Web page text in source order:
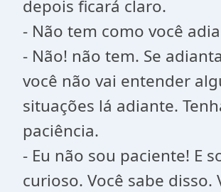
depois ficará claro.
- Não tem como você
- Não! não tem. Se
você não vai entender
situações lá adiante.
paciência.
- Eu não sou paciente! E
curioso. Você sabe disso.